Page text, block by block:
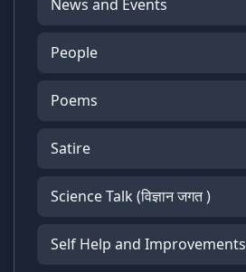
News and Events
People
Poems
Satire
Science Talk (विज्ञान जगत )
Self Help and Improvements